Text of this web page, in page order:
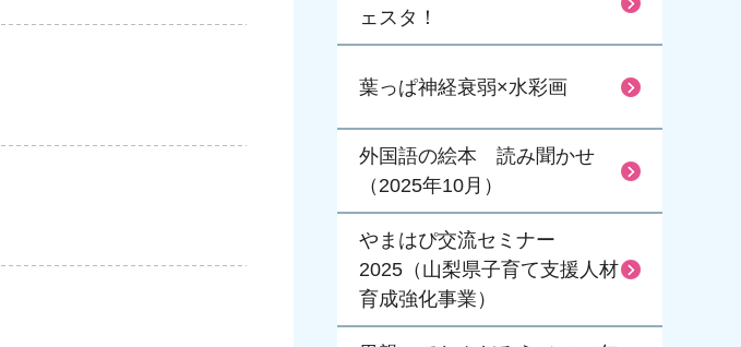
ェスタ！
葉っぱ神経衰弱×水彩画
外国語の絵本 読み聞かせ
（2025年10月）
やまはぴ交流セミナー
2025（山梨県子育て支援人材
育成強化事業）